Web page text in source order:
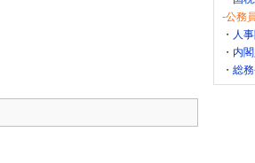
-公務
・ 人
・ 内
・ 総